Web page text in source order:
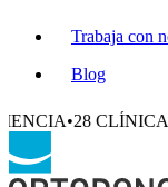
Trabaja con
Blog